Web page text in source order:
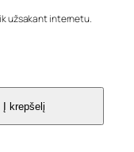
užsakant internetu.
Į krepšelį